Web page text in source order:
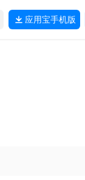
应用宝手机版